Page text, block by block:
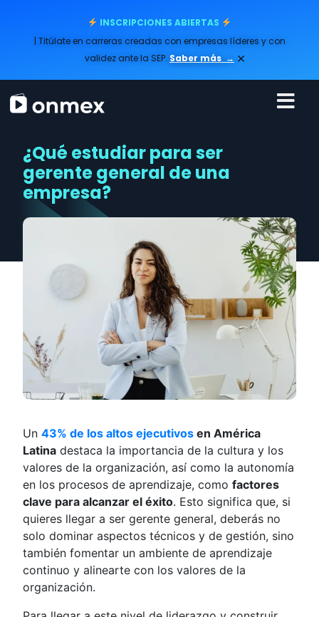
INSCRIPCIONES ABIERTAS
| Titúlate en carreras creadas con empresas líderes y con
validez ante la SEP. Saber más → ×
¿Qué estudiar para ser
gerente general de una
empresa?
Un43% de los altos ejecutivos en América
Latina destaca la importancia de la cultura y los
valores de la organización, así como la autonomía
en los procesos de aprendizaje, comofactores
clave para alcanzar el éxito. Esto significa que, si
quieres llegar a ser gerente general, deberás no
solo dominar aspectos técnicos y de gestión, sino
también fomentar un ambiente de aprendizaje
continuo y alinearte con los valores de la
organización.